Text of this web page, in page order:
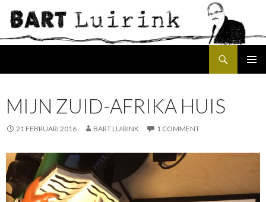
MIJN ZUID-AFRIKA HUIS
21 FEBRUARI 2016 BART LUIRINK 1 COMMENT